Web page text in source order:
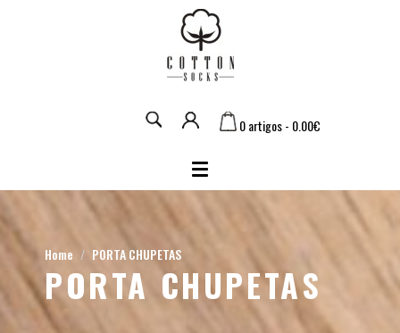
0 artigos - 0.00€
Home PORTA CHUPETAS
PORTA CHUPETAS